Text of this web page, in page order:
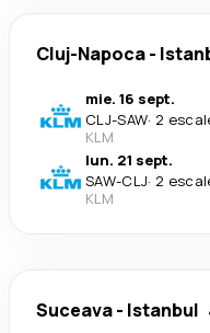
Cluj-Napoca-
mie. 16 sept.
CLJ-SAW· 2
KLM
lun. 21 sept.
SAW-CLJ· 2
KLM
Suceava- Istanbul